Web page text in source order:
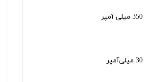
350 میلی آمپر
30 میلی‌آمپر